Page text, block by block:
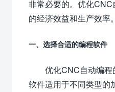
非常必要的。优化
的经济效益和生产效率
一、选择合适的编程软件
优化CNC自动编程
软件适用于不同类型的